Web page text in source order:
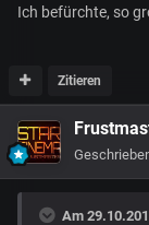
Ich befürchte, so
Zitieren
Am